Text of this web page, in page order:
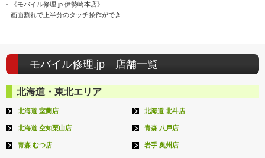
《モバイル修理.jp 伊勢崎本店》
画面割れで上半分のタッチ操作ができ...
モバイル修理.jp 店舗一覧
北海道・東北エリア
北海道 室蘭店 北海道 北斗店
北海道 空知栗山店 青森 八戸店
青森 むつ店 岩手 奥州店